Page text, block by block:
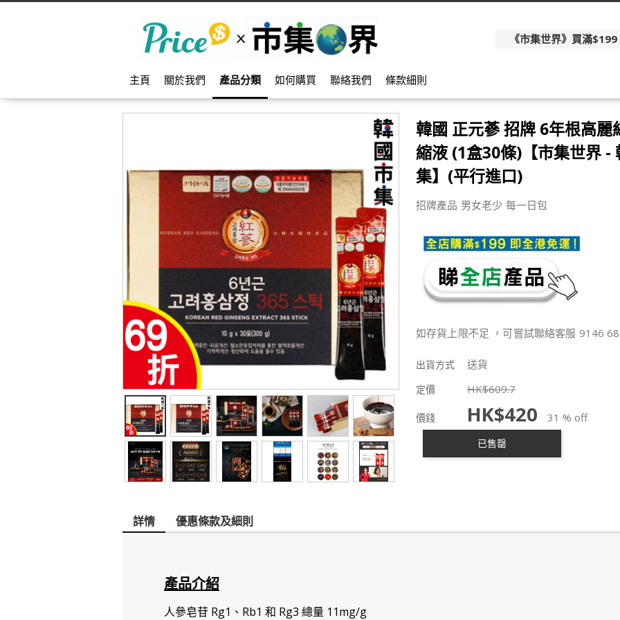
《市集世界》買滿
主頁 關於我們 產品分類 如何購買 聯絡我們 條款細則
韓國 正元蔘 招牌 6年根高麗
縮液 (1盒30條)【市集世界 -
集】(平行進口)
招牌產品 男女老少 每一日包
如存貨上限不足 ，可嘗試聯絡客服 9146
出貨方式 送貨
定價 HK$609.7
價錢 HK$420 31 % off
已售罄
詳情 優惠條款及細則
產品介紹
人參皂苷 Rg1、Rb1 和 Rg3 總量 11mg/g